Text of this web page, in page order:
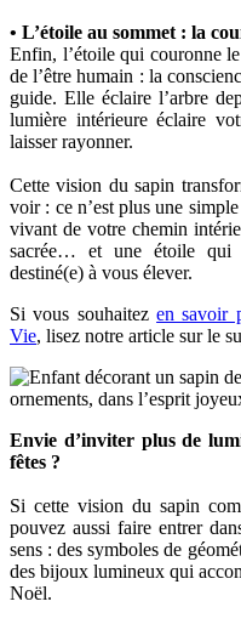
• L’étoile au sommet : la
Enfin, l’étoile qui couronne
de l’être humain : la
guide. Elle éclaire l’arbre
lumière intérieure éclaire
laisser rayonner.
Cette vision du sapin
voir : ce n’est plus une
vivant de votre chemin
sacrée… et une étoile qui
destiné(e) à vous élever.
Si vous souhaitezen savoir
Vie, lisez notre article sur le
Envie d’inviter plus de
fêtes ?
Si cette vision du sapin
pouvez aussi faire entrer
sens : des symboles de
des bijoux lumineux qui
Noël.